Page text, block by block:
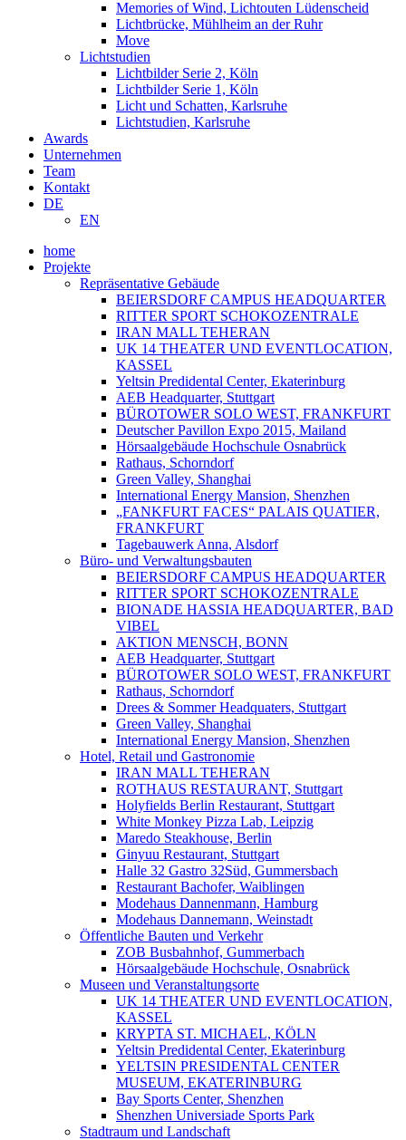
Memories of Wind, Lichtouten Lüdenscheid
Lichtbrücke, Mühlheim an der Ruhr
Move
Lichtstudien
Lichtbilder Serie 2, Köln
Lichtbilder Serie 1, Köln
Licht und Schatten, Karlsruhe
Lichtstudien, Karlsruhe
Awards
Unternehmen
Team
Kontakt
DE
EN
home
Projekte
Repräsentative Gebäude
BEIERSDORF CAMPUS HEADQUARTER
RITTER SPORT SCHOKOZENTRALE
IRAN MALL TEHERAN
UK 14 THEATER UND EVENTLOCATION,
KASSEL
Yeltsin Predidental Center, Ekaterinburg
AEB Headquarter, Stuttgart
BÜROTOWER SOLO WEST, FRANKFURT
Deutscher Pavillon Expo 2015, Mailand
Hörsaalgebäude Hochschule Osnabrück
Rathaus, Schorndorf
Green Valley, Shanghai
International Energy Mansion, Shenzhen
„FANKFURT FACES“ PALAIS QUATIER,
FRANKFURT
Tagebauwerk Anna, Alsdorf
Büro- und Verwaltungsbauten
BEIERSDORF CAMPUS HEADQUARTER
RITTER SPORT SCHOKOZENTRALE
BIONADE HASSIA HEADQUARTER, BAD
VIBEL
AKTION MENSCH, BONN
AEB Headquarter, Stuttgart
BÜROTOWER SOLO WEST, FRANKFURT
Rathaus, Schorndorf
Drees & Sommer Headquaters, Stuttgart
Green Valley, Shanghai
International Energy Mansion, Shenzhen
Hotel, Retail und Gastronomie
IRAN MALL TEHERAN
ROTHAUS RESTAURANT, Stuttgart
Holyfields Berlin Restaurant, Stuttgart
White Monkey Pizza Lab, Leipzig
Maredo Steakhouse, Berlin
Ginyuu Restaurant, Stuttgart
Halle 32 Gastro 32Süd, Gummersbach
Restaurant Bachofer, Waiblingen
Modehaus Dannenmann, Hamburg
Modehaus Dannemann, Weinstadt
Öffentliche Bauten und Verkehr
ZOB Busbahnhof, Gummerbach
Hörsaalgebäude Hochschule, Osnabrück
Museen und Veranstaltungsorte
UK 14 THEATER UND EVENTLOCATION,
KASSEL
KRYPTA ST. MICHAEL, KÖLN
Yeltsin Predidental Center, Ekaterinburg
YELTSIN PRESIDENTAL CENTER
MUSEUM, EKATERINBURG
Bay Sports Center, Shenzhen
Shenzhen Universiade Sports Park
Stadtraum und Landschaft